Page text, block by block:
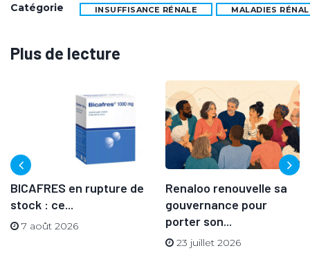
Catégorie INSUFFISANCE RÉNALE MALADIES
Plus de lecture
BICAFRES en rupture de
stock : ce...
7 août 2026
Renaloo renouvelle sa
gouvernance pour
porter son...
23 juillet 2026